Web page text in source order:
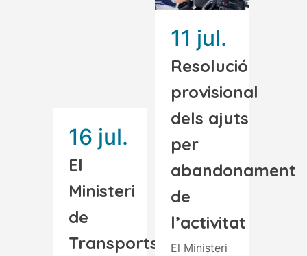
16 jul.
El
Ministeri
de
Transports
11 jul.
Resolució
provisional
dels ajuts
per
abandonament
de
l’activitat
El Ministeri